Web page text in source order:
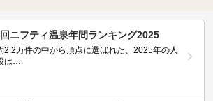
ニフティ温泉年間ランキング2025
2.2万件の中から頂点に選ばれた、2025年の人
は…